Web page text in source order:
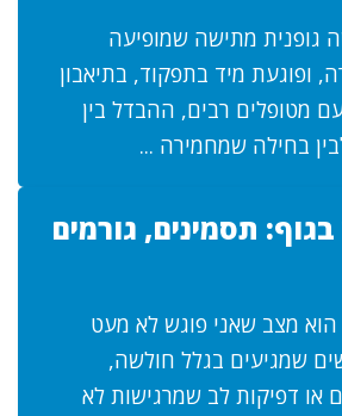
גופנית מתישה שמופיעה
ופוגעת מיד בתפקוד, בתיאבון
עם מטופלים רבים, ההבדל בין
בחילה שמחמירה ...
תסמינים, גורמים
הוא מצב שאני פוגש לא מעט
שמגיעים בגלל חולשה,
או דפיקות לב שמרגישות לא